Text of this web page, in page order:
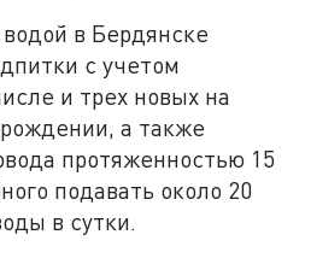
в Бердянске
с учетом
и трех новых на
а также
протяженностью 15
подавать около 20
в сутки.